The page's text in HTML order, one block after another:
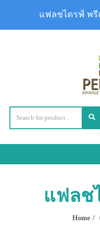
แฟลช
Home
แฟลชไดรฟ์ พรี